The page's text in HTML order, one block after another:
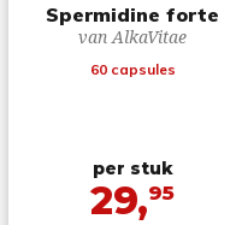
Spermidine forte
van AlkaVitae
60 capsules
per stuk
29,95